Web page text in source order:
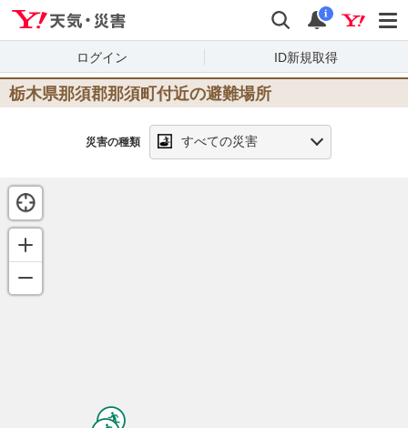
検索 通知
i
ログイン ID新規取得
栃木県那須郡那須町 付近の避難場所
災害の種類 すべての災害